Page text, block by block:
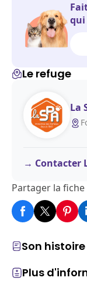
Son histoire
Plus
qui
Le refuge
La
Contacter
Partager la fiche